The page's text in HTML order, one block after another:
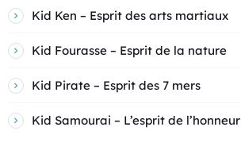
Kid Ken – Esprit des arts martiaux
Kid Fourasse – Esprit de la nature
Kid Pirate – Esprit des 7 mers
Kid Samourai – L’esprit de l’honneur